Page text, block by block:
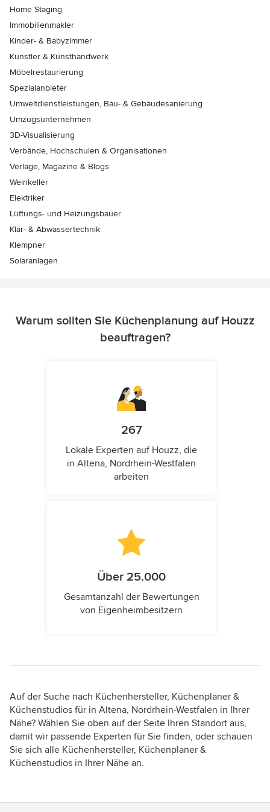
Home Staging
Immobilienmakler
Kinder- & Babyzimmer
Künstler & Kunsthandwerk
Möbelrestaurierung
Spezialanbieter
Umweltdienstleistungen, Bau- & Gebäudesanierung
Umzugsunternehmen
3D-Visualisierung
Verbände, Hochschulen & Organisationen
Verlage, Magazine & Blogs
Weinkeller
Elektriker
Lüftungs- und Heizungsbauer
Klär- & Abwassertechnik
Klempner
Solaranlagen
Warum sollten Sie Küchenplanung auf Houzz
beauftragen?
267
Lokale Experten auf Houzz, die
in Altena, Nordrhein-Westfalen
arbeiten
Über 25.000
Gesamtanzahl der Bewertungen
von Eigenheimbesitzern
Auf der Suche nach Küchenhersteller, Küchenplaner &
Küchenstudios für in Altena, Nordrhein-Westfalen in Ihrer
Nähe? Wählen Sie oben auf der Seite Ihren Standort aus,
damit wir passende Experten für Sie finden, oder schauen
Sie sich alle Küchenhersteller, Küchenplaner &
Küchenstudios in Ihrer Nähe an.